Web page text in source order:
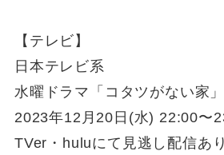
【テレビ】
日本テレビ系
水曜ドラマ「コタツがない家
2023年12月20日(水) 22:00〜
TVer・huluにて見逃し配信あり